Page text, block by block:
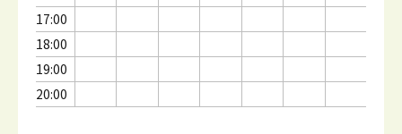
17:00
18:00
19:00
20:00